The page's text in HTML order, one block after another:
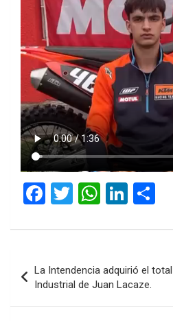
F
ce
b
o
o
T
tt
er
W
at
A
p
Li
ke
dI
n
ar
de
entradas
La Intendencia adquirió el
Industrial de Juan Lacaze.